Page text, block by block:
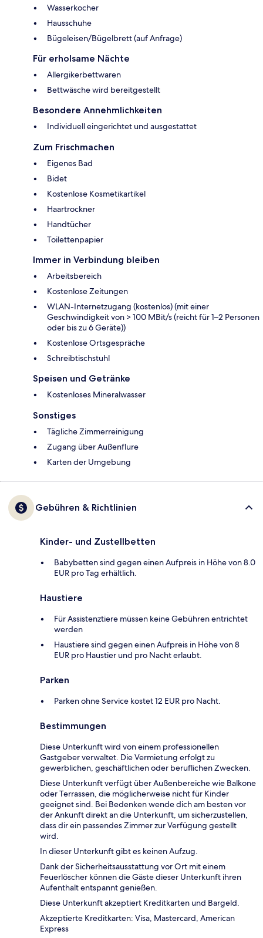
Wasserkocher
Hausschuhe
Bügeleisen/Bügelbrett (auf Anfrage)
Für erholsame Nächte
Allergikerbettwaren
Bettwäsche wird bereitgestellt
Besondere Annehmlichkeiten
Individuell eingerichtet und ausgestattet
Zum Frischmachen
Eigenes Bad
Bidet
Kostenlose Kosmetikartikel
Haartrockner
Handtücher
Toilettenpapier
Immer in Verbindung bleiben
Arbeitsbereich
Kostenlose Zeitungen
WLAN-Internetzugang (kostenlos) (mit einer
Geschwindigkeit von > 100 MBit/s (reicht für 1–2 Personen
oder bis zu 6 Geräte))
Kostenlose Ortsgespräche
Schreibtischstuhl
Speisen und Getränke
Kostenloses Mineralwasser
Sonstiges
Tägliche Zimmerreinigung
Zugang über Außenflure
Karten der Umgebung
Gebühren & Richtlinien
Kinder- und Zustellbetten
Babybetten sind gegen einen Aufpreis in Höhe von 8.0
EUR pro Tag erhältlich.
Haustiere
Für Assistenztiere müssen keine Gebühren entrichtet
werden
Haustiere sind gegen einen Aufpreis in Höhe von 8
EUR pro Haustier und pro Nacht erlaubt.
Parken
Parken ohne Service kostet 12 EUR pro Nacht.
Bestimmungen
Diese Unterkunft wird von einem professionellen
Gastgeber verwaltet. Die Vermietung erfolgt zu
gewerblichen, geschäftlichen oder beruflichen Zwecken.
Diese Unterkunft verfügt über Außenbereiche wie Balkone
oder Terrassen, die möglicherweise nicht für Kinder
geeignet sind. Bei Bedenken wende dich am besten vor
der Ankunft direkt an die Unterkunft, um sicherzustellen,
dass dir ein passendes Zimmer zur Verfügung gestellt
wird.
In dieser Unterkunft gibt es keinen Aufzug.
Dank der Sicherheitsausstattung vor Ort mit einem
Feuerlöscher können die Gäste dieser Unterkunft ihren
Aufenthalt entspannt genießen.
Diese Unterkunft akzeptiert Kreditkarten und Bargeld.
Akzeptierte Kreditkarten: Visa, Mastercard, American
Express